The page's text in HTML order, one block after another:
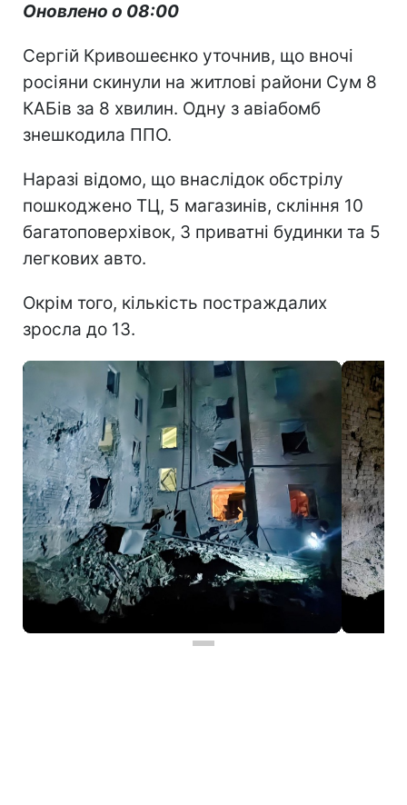
Оновлено о 08:00
Сергій Кривошеєнко уточнив, що вночі
росіяни скинули на житлові райони Сум 8
КАБів за 8 хвилин. Одну з авіабомб
знешкодила ППО.
Наразі відомо, що внаслідок обстрілу
пошкоджено ТЦ, 5 магазинів, скління 10
багатоповерхівок, 3 приватні будинки та 5
легкових авто.
Окрім того, кількість постраждалих
зросла до 13.